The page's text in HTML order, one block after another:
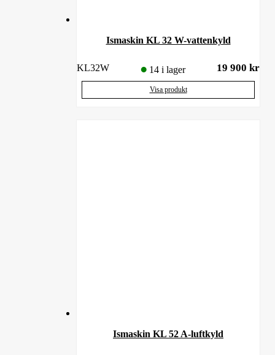
Ismaskin KL 32 W-vattenkyld
KL32W 14 i lager 19 900 kr
Visa produkt
Ismaskin KL 52 A-luftkyld